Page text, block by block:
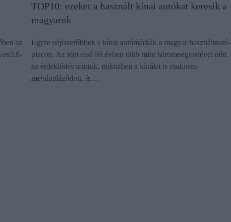
az
TOP10: ezeket a használt kínai autókat keresik a
magyarok
Egyre népszerűbbek a kínai autómárkák a magyar használtautó-
piacon. Az idei első fél évben több mint háromnegyedével nőtt
az érdeklődés irántuk, miközben a kínálat is csaknem
megduplázódott. A…